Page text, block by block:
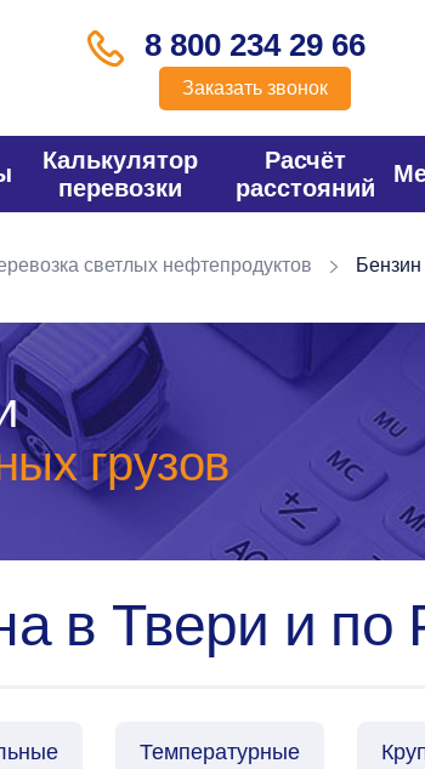
8 800 234 29 66
Заказать звонок
Калькулятор
перевозки
Расчёт
расстояний
светлых нефтепродуктов Бензин
грузов
в Твери и по
Температурные